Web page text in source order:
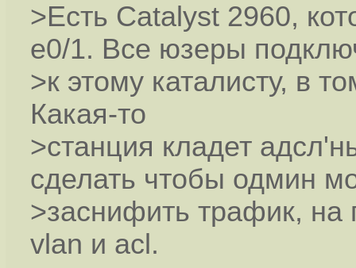
>Есть Catalyst 2960,
e0/1. Все юзеры
>к этому каталисту, в
Какая-то
>станция кладет
сделать чтобы одмин
>заснифить трафик, на
vlan и acl.